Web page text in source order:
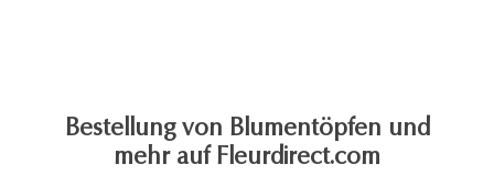
Bestellung von Blumentöpfen und
mehr auf Fleurdirect.com